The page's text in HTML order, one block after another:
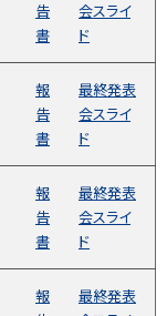
告
書
会スライ
ド
報
告
書
最終発表
会スライ
ド
報
告
書
最終発表
会スライ
ド
報
最終発表